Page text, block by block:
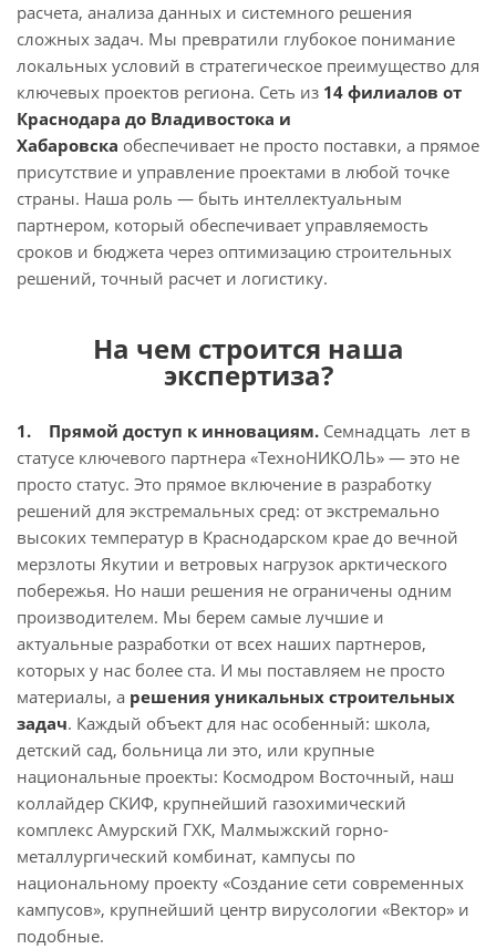
расчета, анализа данных и системного решения
сложных задач. Мы превратили глубокое понимание
локальных условий в стратегическое преимущество для
ключевых проектов региона. Сеть из 14 филиалов от
Краснодара до Владивостока и
Хабаровска обеспечивает не просто поставки, а прямое
присутствие и управление проектами в любой точке
страны. Наша роль — быть интеллектуальным
партнером, который обеспечивает управляемость
сроков и бюджета через оптимизацию строительных
решений, точный расчет и логистику.
На чем строится наша
экспертиза?
1. Прямой доступ к инновациям. Семнадцать лет в
статусе ключевого партнера «ТехноНИКОЛЬ» — это не
просто статус. Это прямое включение в разработку
решений для экстремальных сред: от экстремально
высоких температур в Краснодарском крае до вечной
мерзлоты Якутии и ветровых нагрузок арктического
побережья. Но наши решения не ограничены одним
производителем. Мы берем самые лучшие и
актуальные разработки от всех наших партнеров,
которых у нас более ста. И мы поставляем не просто
материалы, а решения уникальных строительных
задач. Каждый объект для нас особенный: школа,
детский сад, больница ли это, или крупные
национальные проекты: Космодром Восточный, наш
коллайдер СКИФ, крупнейший газохимический
комплекс Амурский ГХК, Малмыжский горно-
металлургический комбинат, кампусы по
национальному проекту «Создание сети современных
кампусов», крупнейший центр вирусологии «Вектор» и
подобные.